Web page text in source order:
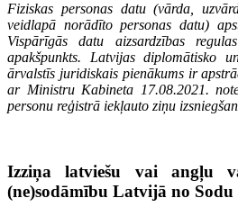
Fiziskas personas datu (vārda,
veidlapā norādīto personas datu)
Vispārīgās datu aizsardzības
apakšpunkts. Latvijas diplomātisko
ārvalstīs juridiskais pienākums ir
ar Ministru Kabineta 17.08.2021.
personu reģistrā iekļauto ziņu
Izziņa latviešu vai angļu
(ne)sodāmību Latvijā no Sodu